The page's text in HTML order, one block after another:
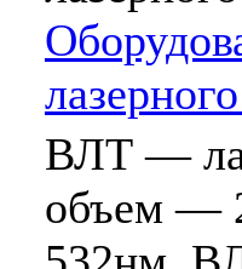
ВЛТ —
объем —